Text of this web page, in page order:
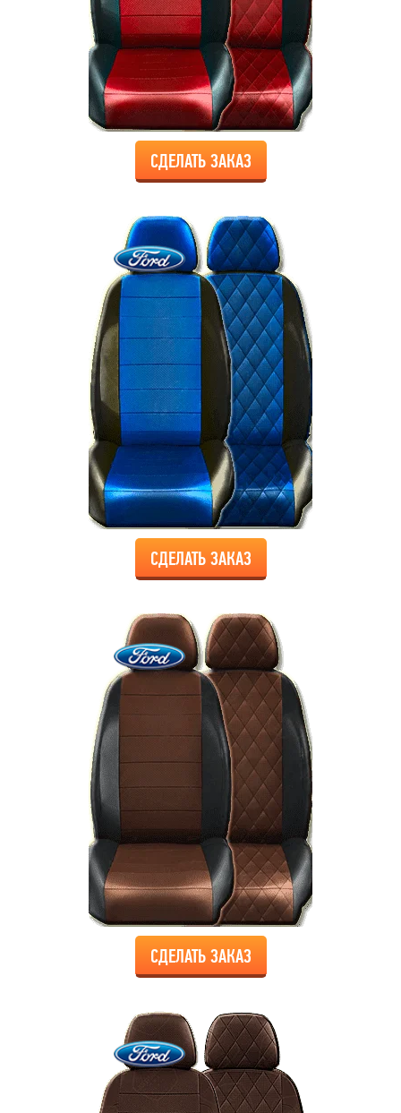
СДЕЛАТЬ ЗАКАЗ
СДЕЛАТЬ ЗАКАЗ
СДЕЛАТЬ ЗАКАЗ